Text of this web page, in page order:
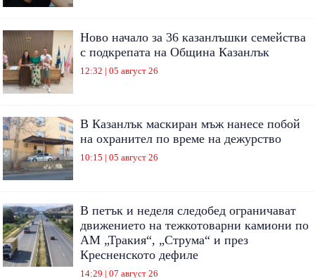
Ново начало за 36 казанлъшки семейства
с подкрепата на Община Казанлък
12:32 | 05 август 26
В Казанлък маскиран мъж нанесе побой
на охранител по време на дежурство
10:15 | 05 август 26
В петък и неделя следобед ограничават
движението на тежкотоварни камиони по
АМ „Тракия“, „Струма“ и през
Кресненското дефиле
14:29 | 07 август 26